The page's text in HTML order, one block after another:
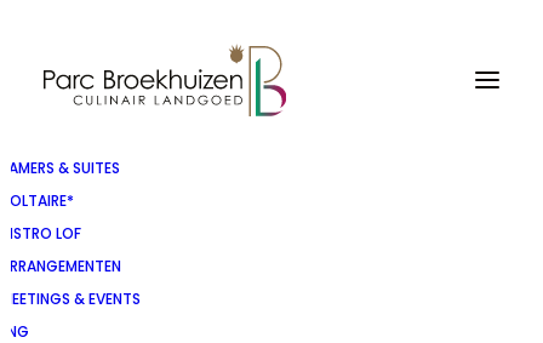
KAMERS & SUITES
VOLTAIRE*
BISTRO LOF
ARRANGEMENTEN
MEETINGS & EVENTS
ENG